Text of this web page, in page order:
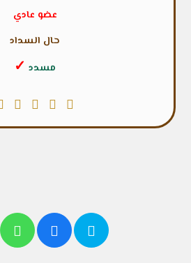
عضو عادي
حال السداد
مسدد ✓